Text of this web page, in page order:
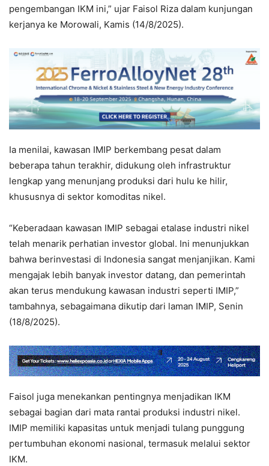
pengembangan IKM ini,” ujar Faisol Riza dalam kunjungan
kerjanya ke Morowali, Kamis (14/8/2025).
Ia menilai, kawasan IMIP berkembang pesat dalam
beberapa tahun terakhir, didukung oleh infrastruktur
lengkap yang menunjang produksi dari hulu ke hilir,
khususnya di sektor komoditas nikel.
“Keberadaan kawasan IMIP sebagai etalase industri nikel
telah menarik perhatian investor global. Ini menunjukkan
bahwa berinvestasi di Indonesia sangat menjanjikan. Kami
mengajak lebih banyak investor datang, dan pemerintah
akan terus mendukung kawasan industri seperti IMIP,”
tambahnya, sebagaimana dikutip dari laman IMIP, Senin
(18/8/2025).
Faisol juga menekankan pentingnya menjadikan IKM
sebagai bagian dari mata rantai produksi industri nikel.
IMIP memiliki kapasitas untuk menjadi tulang punggung
pertumbuhan ekonomi nasional, termasuk melalui sektor
IKM.